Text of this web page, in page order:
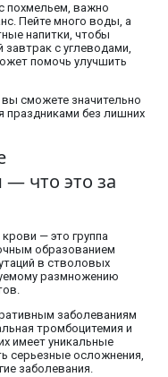
похмельем, важно
Пейте много воды, а
напитки, чтобы
с углеводами,
помочь улучшить
сможете значительно
праздниками без лишних
что это за
— это группа
образованием
в стволовых
размножению
заболеваниям
тромбоцитемия и
имеет уникальные
серьезные осложнения,
заболевания.